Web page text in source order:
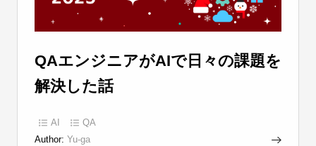
QAエンジニアがAIで日々の課題を
解決した話
AI
QA
Author: Yu-ga